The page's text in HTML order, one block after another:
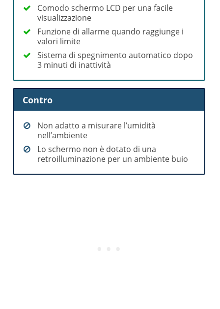
Comodo schermo LCD per una facile
visualizzazione
Funzione di allarme quando raggiunge i
valori limite
Sistema di spegnimento automatico dopo
3 minuti di inattività
Contro
Non adatto a misurare l’umidità
nell’ambiente
Lo schermo non è dotato di una
retroilluminazione per un ambiente buio